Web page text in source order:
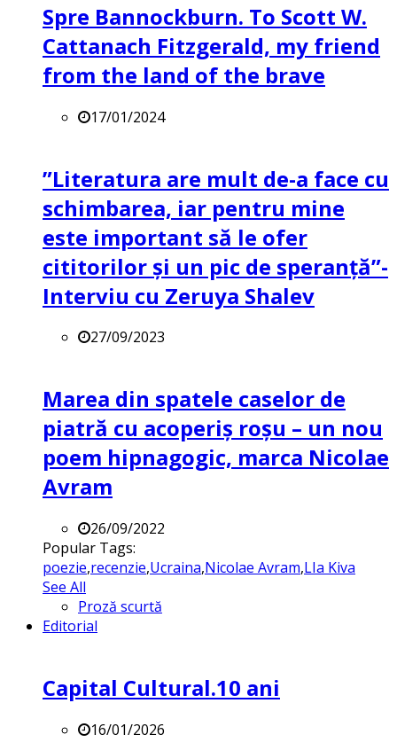
Spre Bannockburn. To Scott W.
Cattanach Fitzgerald, my friend
from the land of the brave
17/01/2024
”Literatura are mult de-a face cu
schimbarea, iar pentru mine
este important să le ofer
cititorilor și un pic de speranță”-
Interviu cu Zeruya Shalev
27/09/2023
Marea din spatele caselor de
piatră cu acoperiș roșu – un nou
poem hipnagogic, marca Nicolae
Avram
26/09/2022
Popular Tags:
poezie,recenzie,Ucraina,Nicolae Avram,LIa Kiva
See All
Proză scurtă
Editorial
Capital Cultural.10 ani
16/01/2026